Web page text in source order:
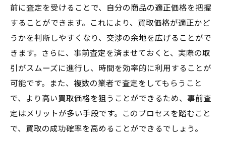
前に査定を受けることで、自分の商品の適正価格を把握
することができます。これにより、買取価格が適正かど
うかを判断しやすくなり、交渉の余地を広げることがで
きます。さらに、事前査定を済ませておくと、実際の取
引がスムーズに進行し、時間を効率的に利用することが
可能です。また、複数の業者で査定をしてもらうこと
で、より高い買取価格を狙うことができるため、事前査
定はメリットが多い手段です。このプロセスを踏むこと
で、買取の成功確率を高めることができるでしょう。